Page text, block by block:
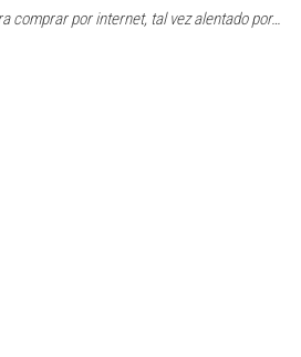
comprar por internet, tal vez alentado por…